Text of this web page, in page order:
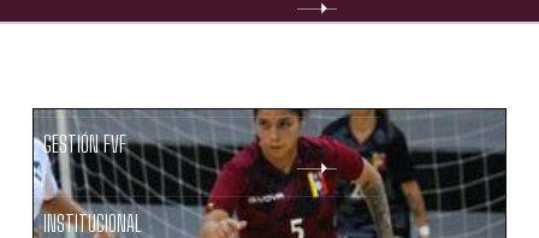
GESTIÓN FVF
INSTITUCIONAL